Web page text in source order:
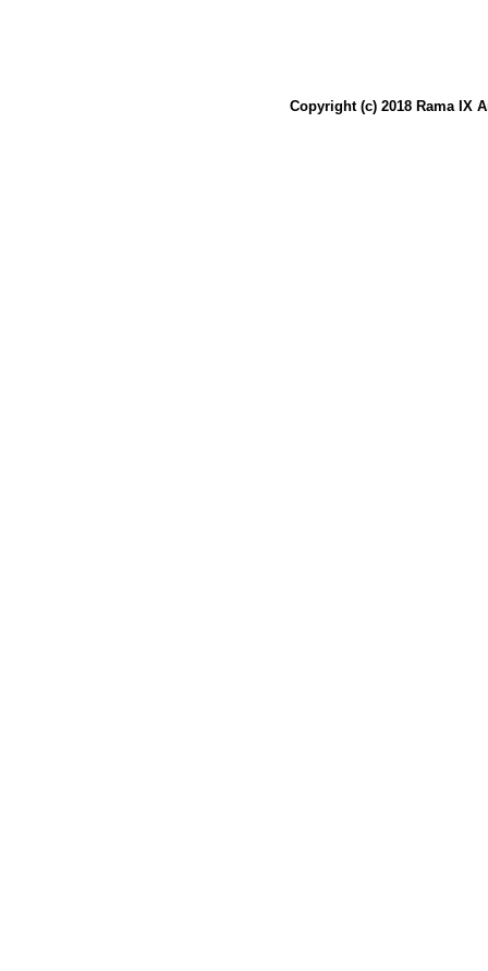
Copyright (c) 2018 Rama IX